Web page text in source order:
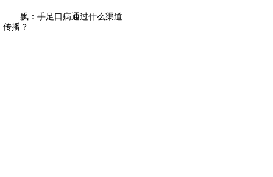
飘：手足口病通过什么渠道
传播？